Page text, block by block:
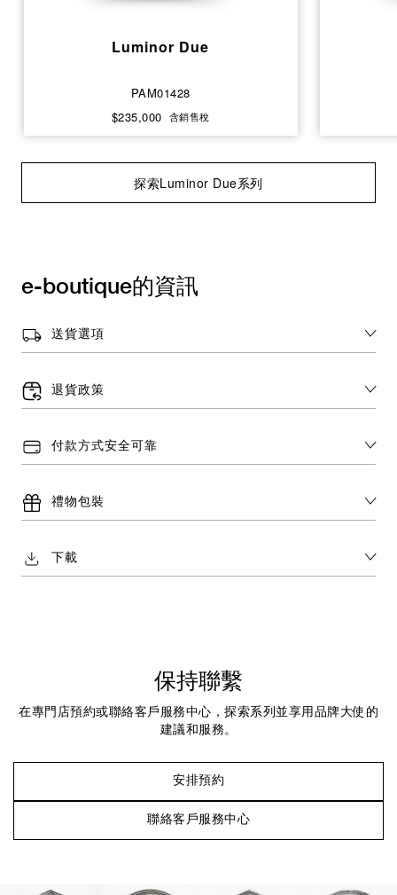
Luminor Due
PAM01428
$235,000 含銷售稅
探索Luminor Due系列
e-boutique的資訊
送貨選項
退貨政策
付款方式安全可靠
禮物包裝
下載
保持聯繫
在專門店預約或聯絡客戶服務中心，探索系列並享用品牌大使的
建議和服務。
安排預約
聯絡客戶服務中心